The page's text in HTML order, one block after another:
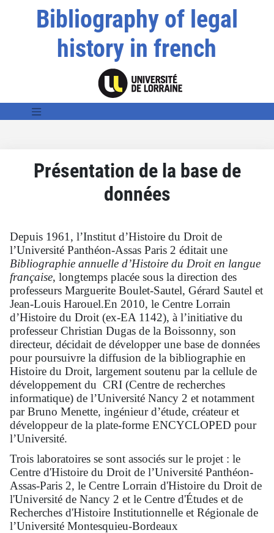
Bibliography of legal
history in french
Présentation de la base de
données
Depuis 1961, l’Institut d’Histoire du Droit de
l’Université Panthéon-Assas Paris 2 éditait une
Bibliographie annuelle d’Histoire du Droit en langue
française, longtemps placée sous la direction des
professeurs Marguerite Boulet-Sautel, Gérard Sautel et
Jean-Louis Harouel.En 2010, le Centre Lorrain
d’Histoire du Droit (ex-EA 1142), à l’initiative du
professeur Christian Dugas de la Boissonny, son
directeur, décidait de développer une base de données
pour poursuivre la diffusion de la bibliographie en
Histoire du Droit, largement soutenu par la cellule de
développement du CRI (Centre de recherches
informatique) de l’Université Nancy 2 et notamment
par Bruno Menette, ingénieur d’étude, créateur et
développeur de la plate-forme ENCYCLOPED pour
l’Université.
Trois laboratoires se sont associés sur le projet : le
Centre d'Histoire du Droit de l’Université Panthéon-
Assas-Paris 2, le Centre Lorrain d'Histoire du Droit de
l'Université de Nancy 2 et le Centre d'Études et de
Recherches d'Histoire Institutionnelle et Régionale de
l’Université Montesquieu-Bordeaux